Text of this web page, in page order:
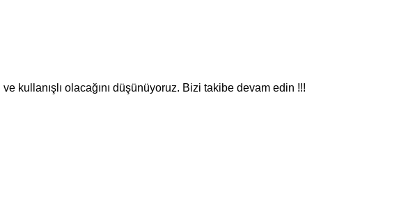
kullanışlı olacağını düşünüyoruz. Bizi takibe devam edin !!!